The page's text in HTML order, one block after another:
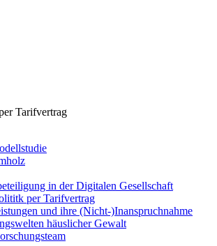
Tarifvertrag
in der Digitalen Gesellschaft
per Tarifvertrag
und ihre (Nicht-)Inanspruchnahme
häuslicher Gewalt